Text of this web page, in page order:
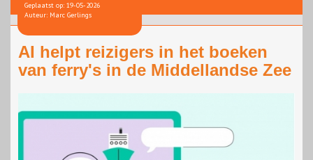
Geplaatst op: 19-05-2026
Auteur: Marc Gerlings
AI helpt reizigers in het boeken
van ferry's in de Middellandse Zee